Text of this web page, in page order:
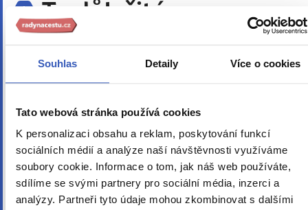
Souhlas Detaily Více o cookies
Tato webová stránka používá cookies
K personalizaci obsahu a reklam, poskytování funkcí
sociálních médií a analýze naší návštěvnosti využíváme
soubory cookie. Informace o tom, jak náš web používáte,
sdílíme se svými partnery pro sociální média, inzerci a
analýzy. Partneři tyto údaje mohou zkombinovat s dalšími
To důležité —
nepřehlédněte
Změna vyhrazena
prohodit 1. a 3. den, dopolední program za
odpolední atd.). Program zájezdu může být
přizpůsoben i aktuální situaci na místě,
podmínkám na trasách a dalším okolnostem
(např. dostupností vstupenek).
Program není povinný